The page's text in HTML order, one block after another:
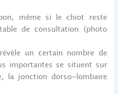
même si le chiot reste
de consultation (photo
un certain nombre de
importantes se situent sur
la jonction dorso-lombaire